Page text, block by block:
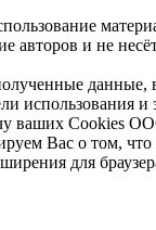
авторов и не
данные,
использования и
ваших Cookies
Вас о том,
для